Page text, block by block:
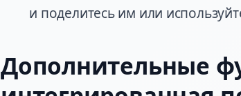
и поделитесь им или
Дополнительные